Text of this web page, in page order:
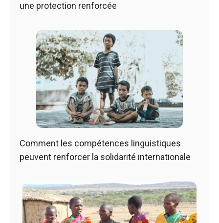
une protection renforcée
Comment les compétences linguistiques
peuvent renforcer la solidarité internationale